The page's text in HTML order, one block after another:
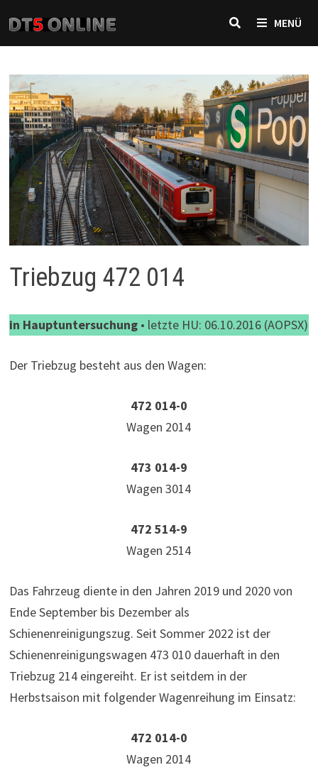
zum
Inhalt
MENÜ
Triebzug 472 014
in Hauptuntersuchung • letzte HU: 06.10.2016 (AOPSX)
Der Triebzug besteht aus den Wagen:
472 014-0
Wagen 2014
473 014-9
Wagen 3014
472 514-9
Wagen 2514
Das Fahrzeug diente in den Jahren 2019 und 2020 von
Ende September bis Dezember als
Schienenreinigungszug. Seit Sommer 2022 ist der
Schienenreinigungswagen 473 010 dauerhaft in den
Triebzug 214 eingereiht. Er ist seitdem in der
Herbstsaison mit folgender Wagenreihung im Einsatz:
472 014-0
Wagen 2014